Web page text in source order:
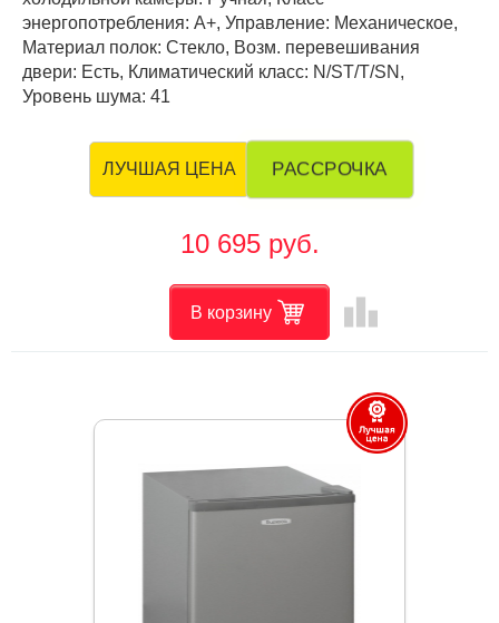
энергопотребления: А+, Управление: Механическое,
Материал полок: Стекло, Возм. перевешивания
двери: Есть, Климатический класс: N/ST/T/SN,
Уровень шума: 41
ЛУЧШАЯ ЦЕНА РАССРОЧКА
10 695 руб.
В корзину leaderboard